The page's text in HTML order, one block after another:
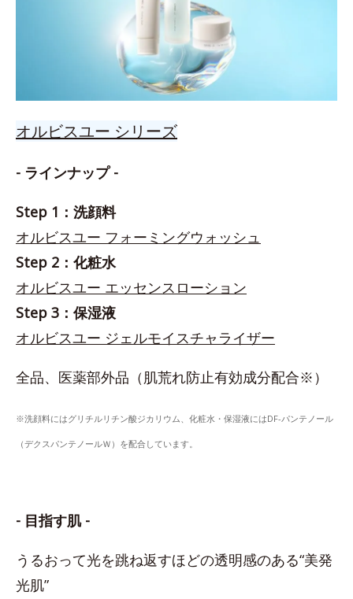
オルビスユー シリーズ
- ラインナップ -
Step 1：洗顔料
オルビスユー フォーミングウォッシュ
Step 2：化粧水
オルビスユー エッセンスローション
Step 3：保湿液
オルビスユー ジェルモイスチャライザー
全品、医薬部外品（肌荒れ防止有効成分配合※）
※洗顔料にはグリチルリチン酸ジカリウム、化粧水・保湿液にはDF-パンテノール
（デクスパンテノールＷ）を配合しています。
- 目指す肌 -
うるおって光を跳ね返すほどの透明感のある“美発
光肌”